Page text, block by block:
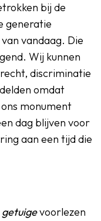
bij de
generatie
vandaag. Die
Wij kunnen
discriminatie
omdat
monument
dag blijven voor
aan een tijd die
voorlezen